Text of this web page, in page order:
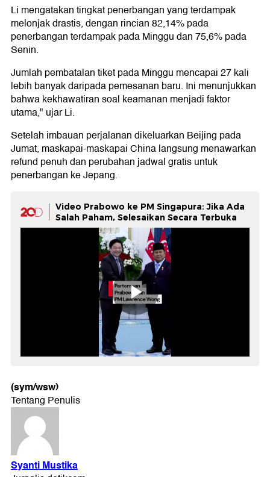
Li mengatakan tingkat penerbangan yang terdampak
melonjak drastis, dengan rincian 82,14% pada
penerbangan terdampak pada Minggu dan 75,6% pada
Senin.
Jumlah pembatalan tiket pada Minggu mencapai 27 kali
lebih banyak daripada pemesanan baru. Ini menunjukkan
bahwa kekhawatiran soal keamanan menjadi faktor
utama," ujar Li.
Setelah imbauan perjalanan dikeluarkan Beijing pada
Jumat, maskapai-maskapai China langsung menawarkan
refund penuh dan perubahan jadwal gratis untuk
penerbangan ke Jepang.
Video Prabowo ke PM Singapura: Jika Ada
Salah Paham, Selesaikan Secara Terbuka
(sym/wsw)